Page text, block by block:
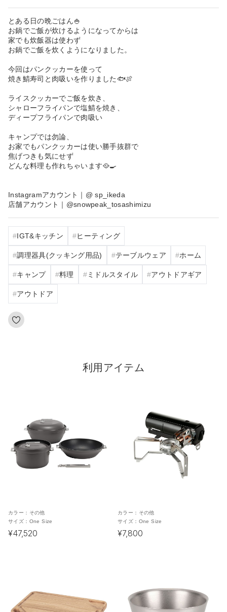
とある日の晩ごはん🍚
お鍋でご飯が炊けるようになってからは
家でも炊飯器は使わず
お鍋でご飯を炊くようになりました。
今回はパンクッカーを使って
焼き鯖寿司と肉吸いを作りました🐟🍖
ライスクッカーでご飯を炊き、
シャローフライパンで塩鯖を焼き、
ディープフライパンで肉吸い
キャンプでは勿論、
お家でもパンクッカーは使い勝手抜群で
焦げつきも気にせず
どんな料理も作れちゃいます🥘🍳
Instagramアカウント｜@ sp_ikeda
店舗アカウント｜@snowpeak_tosashimizu
IGT&キッチン ヒーティング
調理器具(クッキング用品) テーブルウェア ホーム
キャンプ 料理 ミドルスタイル アウトドアギア
アウトドア
利用アイテム
カラー： その他
サイズ： One Size
¥47,520
カラー： その他
サイズ： One Size
¥7,800